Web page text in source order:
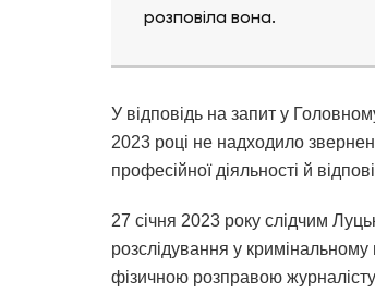
розповіла вона.
У відповідь на запит у
2023 році не надходило
професійної діяльності й
27 січня 2023 року слідчим
розслідування у
фізичною розправою